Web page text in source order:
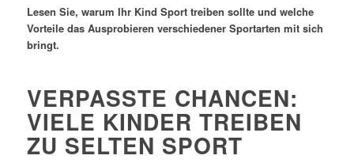
Lesen Sie, warum Ihr Kind Sport treiben sollte und welche
Vorteile das Ausprobieren verschiedener Sportarten mit sich
bringt.
VERPASSTE CHANCEN:
VIELE KINDER TREIBEN
ZU SELTEN SPORT